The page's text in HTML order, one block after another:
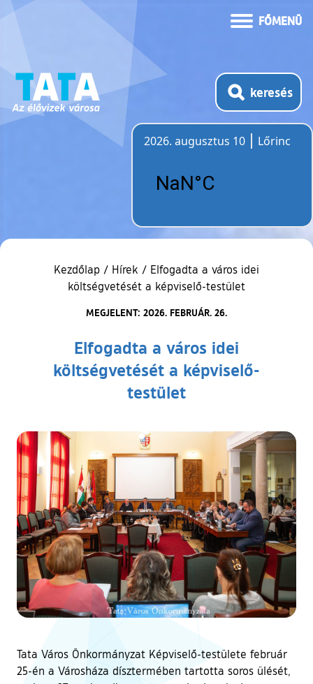
FŐMENÜ
keresés
2026. augusztus 10
Lőrinc
Kezdőlap / Hírek / Elfogadta a város idei
költségvetését a képviselő-testület
MEGJELENT: 2026. FEBRUÁR. 26.
Elfogadta a város idei
költségvetését a képviselő-
testület
Tata Város Önkormányzat Képviselő-testülete február
25-én a Városháza dísztermében tartotta soros ülését,